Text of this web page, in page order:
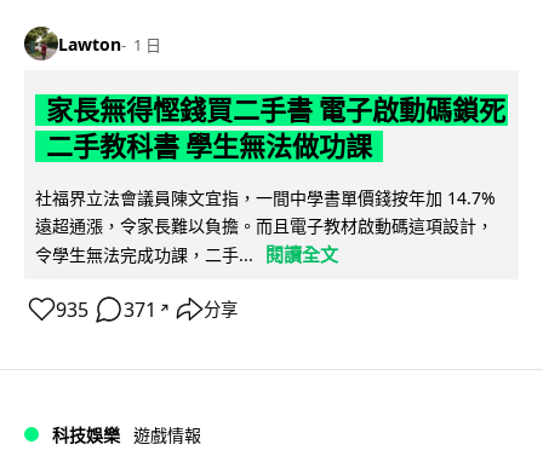
Lawton 1 日
家長無得慳錢買二手書 電子啟動碼鎖死
二手教科書 學生無法做功課
社福界立法會議員陳文宜指，一間中學書單價錢按年加 14.7%
遠超通漲，令家長難以負擔。而且電子教材啟動碼這項設計，
令學生無法完成功課，二手...
閱讀全文
935 371 ↗ 分享
科技娛樂 遊戲情報